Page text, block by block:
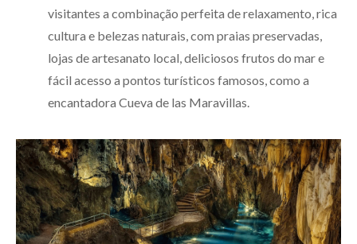
visitantes a combinação perfeita de relaxamento, rica
cultura e belezas naturais, com praias preservadas,
lojas de artesanato local, deliciosos frutos do mar e
fácil acesso a pontos turísticos famosos, como a
encantadora Cueva de las Maravillas.